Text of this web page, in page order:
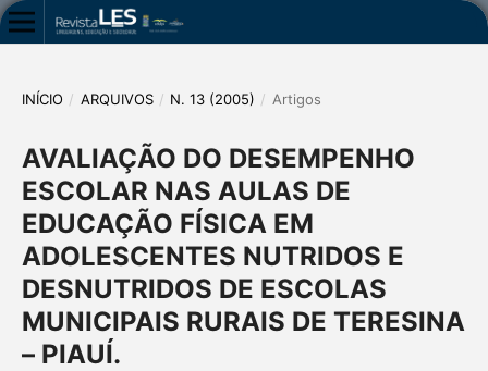
INÍCIO / ARQUIVOS / N. 13 (2005) / Artigos
AVALIAÇÃO DO DESEMPENHO
ESCOLAR NAS AULAS DE
EDUCAÇÃO FÍSICA EM
ADOLESCENTES NUTRIDOS E
DESNUTRIDOS DE ESCOLAS
MUNICIPAIS RURAIS DE TERESINA
– PIAUÍ.